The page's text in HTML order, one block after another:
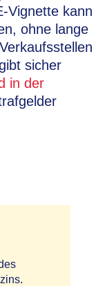
Vignette kann
ohne lange
sicher
in der